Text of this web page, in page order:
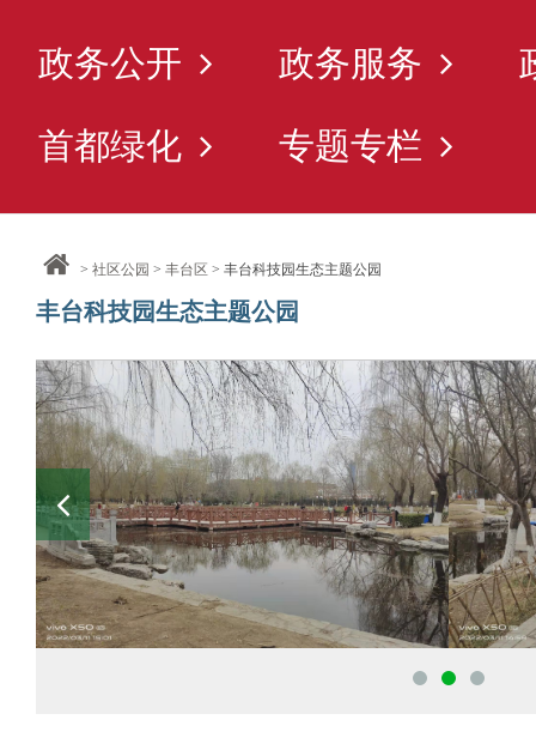
政务公开 政务服务
首都绿化 专题专栏
> 社区公园 > 丰台区 > 丰台科技园生态主题公园
丰台科技园生态主题公园